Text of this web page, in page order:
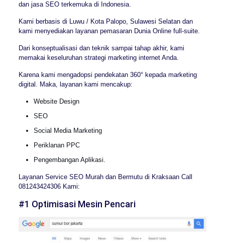
dan jasa SEO terkemuka di Indonesia.
Kami berbasis di Luwu / Kota Palopo, Sulawesi Selatan dan
kami menyediakan layanan pemasaran Dunia Online full-suite.
Dari konseptualisasi dan teknik sampai tahap akhir, kami
memakai keseluruhan strategi marketing internet Anda.
Karena kami mengadopsi pendekatan 360° kepada marketing
digital. Maka, layanan kami mencakup:
Website Design
SEO
Social Media Marketing
Periklanan PPC
Pengembangan Aplikasi.
Layanan Service SEO Murah dan Bermutu di Kraksaan Call
081243424306 Kami:
#1 Optimisasi Mesin Pencari